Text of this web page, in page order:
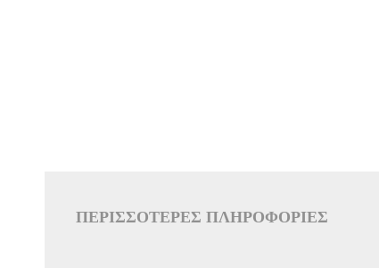
ΠΕΡΙΣΣΌΤΕΡΕΣ ΠΛΗΡΟΦΟΡΊΕΣ